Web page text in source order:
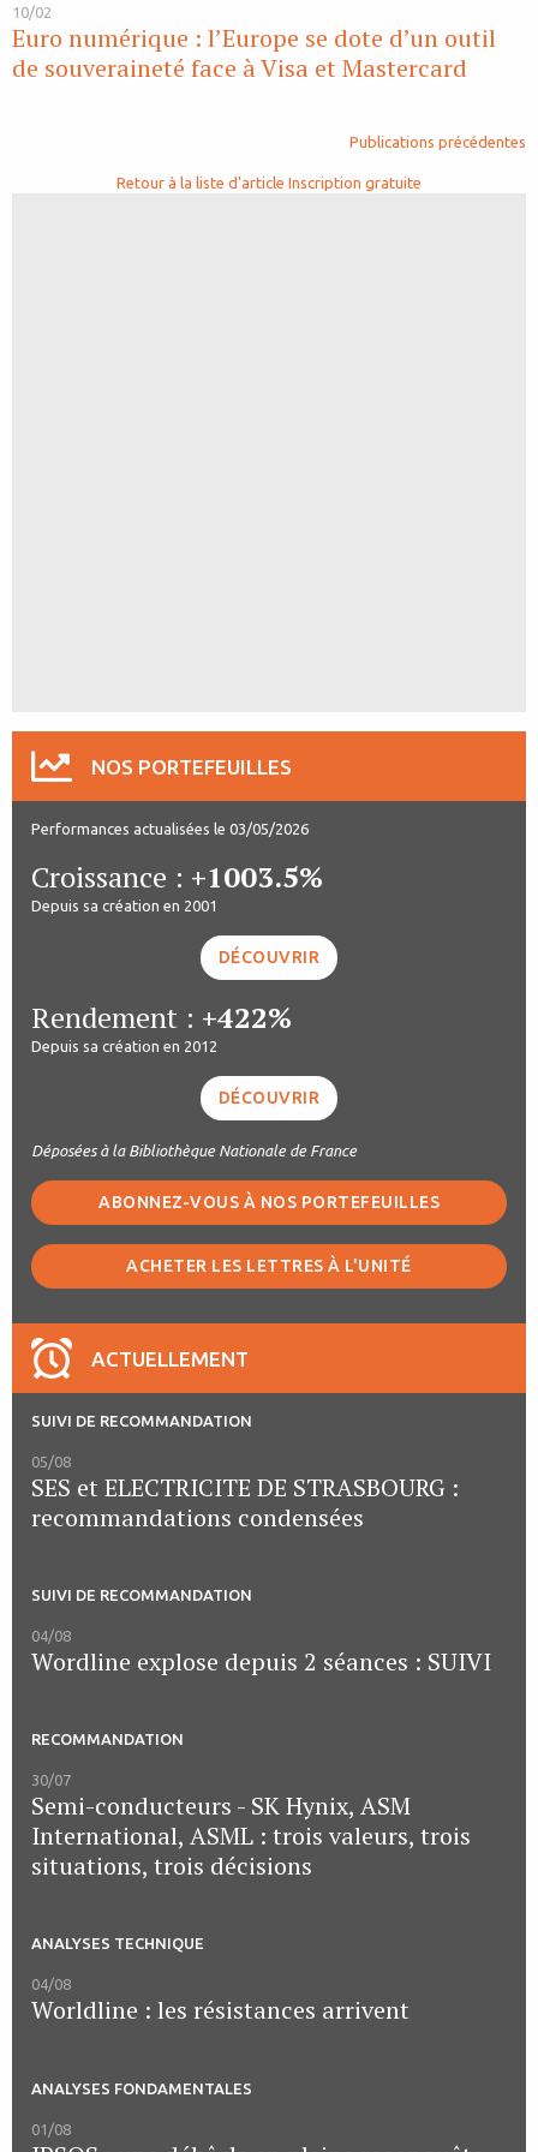
10/02
Euro numérique : l’Europe se dote d’un outil
de souveraineté face à Visa et Mastercard
Publications précédentes
Retour à la liste d'article Inscription gratuite
NOS PORTEFEUILLES
Performances actualisées le 03/05/2026
Croissance : +1003.5%
Depuis sa création en 2001
DÉCOUVRIR
Rendement : +422%
Depuis sa création en 2012
DÉCOUVRIR
Déposées à la Bibliothèque Nationale de France
ABONNEZ-VOUS À NOS PORTEFEUILLES
ACHETER LES LETTRES À L'UNITÉ
ACTUELLEMENT
SUIVI DE RECOMMANDATION
05/08
SES et ELECTRICITE DE STRASBOURG :
recommandations condensées
SUIVI DE RECOMMANDATION
04/08
Wordline explose depuis 2 séances : SUIVI
RECOMMANDATION
30/07
Semi-conducteurs - SK Hynix, ASM
International, ASML : trois valeurs, trois
situations, trois décisions
ANALYSES TECHNIQUE
04/08
Worldline : les résistances arrivent
ANALYSES FONDAMENTALES
01/08